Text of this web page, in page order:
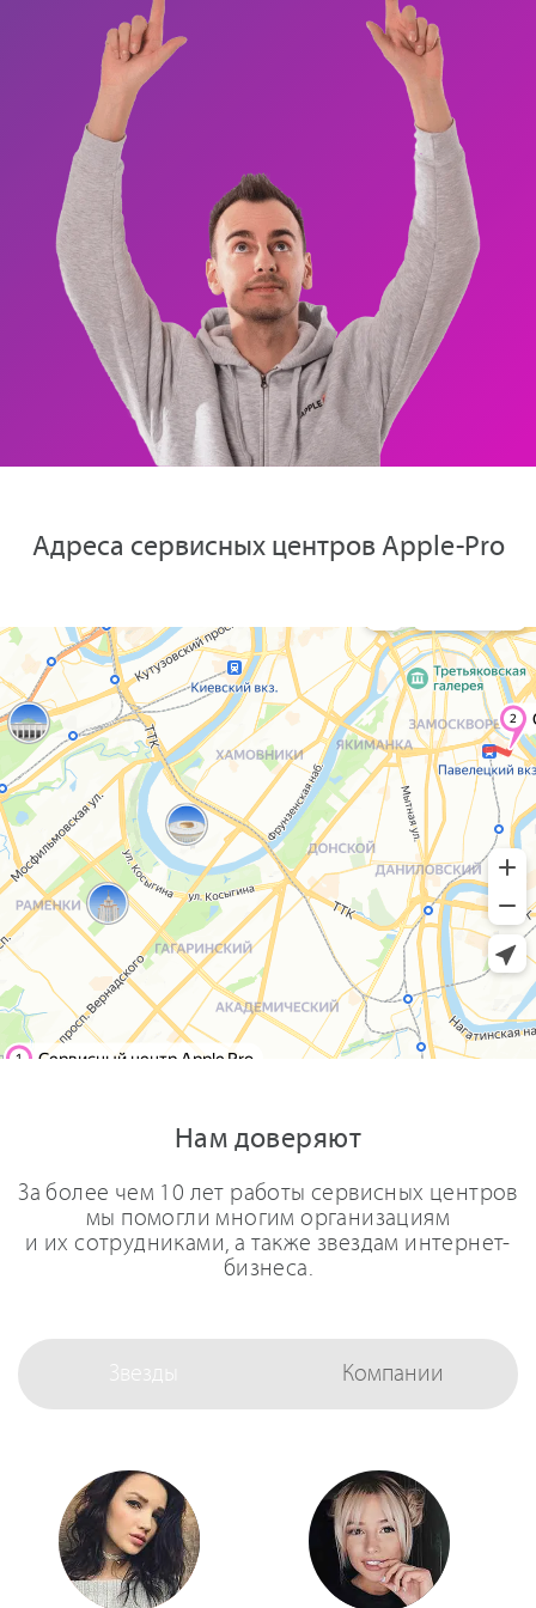
Адреса сервисных центров Apple-Pro
Нам доверяют
За более чем 10 лет работы сервисных центров
мы помогли многим организациям
и их сотрудниками, а также звездам интернет-
бизнеса.
Звезды Компании